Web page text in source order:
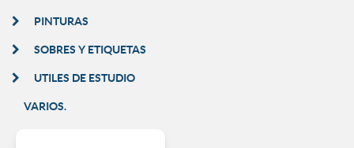
PINTURAS
SOBRES Y ETIQUETAS
UTILES DE ESTUDIO
VARIOS.